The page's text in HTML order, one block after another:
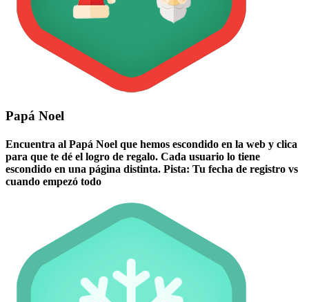
Papá Noel
Encuentra al Papá Noel que hemos escondido en la web y clica
para que te dé el logro de regalo. Cada usuario lo tiene
escondido en una página distinta. Pista: Tu fecha de registro vs
cuando empezó todo